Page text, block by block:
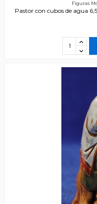
Figuras
Pastor con cubos de agua